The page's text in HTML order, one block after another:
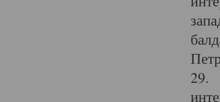
29.